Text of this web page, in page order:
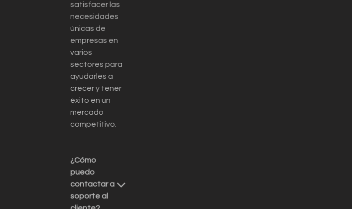
satisfacer las
necesidades
únicas de
empresas en
varios
sectores para
ayudarles a
crecer y tener
éxito en un
mercado
competitivo.
¿Cómo
puedo
contactar a
soporte al